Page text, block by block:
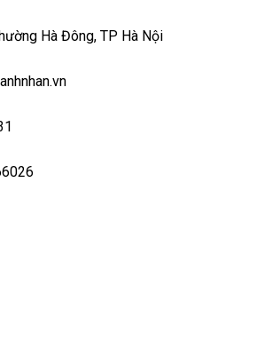
Hà Đông, TP Hà Nội